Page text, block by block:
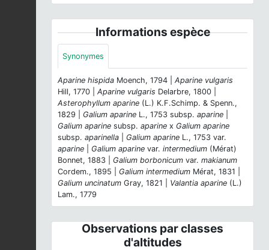
Informations espèce
Synonymes
Aparine hispida Moench, 1794 | Aparine vulgaris
Hill, 1770 | Aparine vulgaris Delarbre, 1800 |
Asterophyllum aparine (L.) K.F.Schimp. & Spenn.,
1829 | Galium aparine L., 1753 subsp. aparine
Galium aparine subsp. aparine x Galium aparine
subsp. aparinella Galium aparine L., 1753 var.
aparine
Galium aparine var. intermedium (Mérat)
Bonnet, 1883 | Galium borbonicum var. makianum
Cordem., 1895 | Galium intermedium Mérat, 1831 |
Galium uncinatum Gray, 1821 | Valantia aparine (L.)
Lam., 1779
Observations par classes
d'altitudes